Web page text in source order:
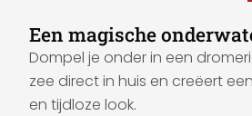
Een magische
Dompel je onder in een
zee direct in huis en creëert
en tijdloze look.